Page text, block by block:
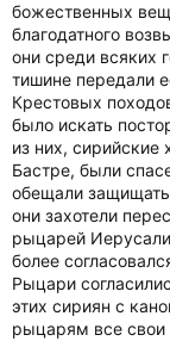
божественных
благодатного
они среди всяких
тишине передали
Крестовых
было искать
из них,
Бастре, были
обещали
они захотели
рыцарей
более
Рыцари
этих сириян с
рыцарям все